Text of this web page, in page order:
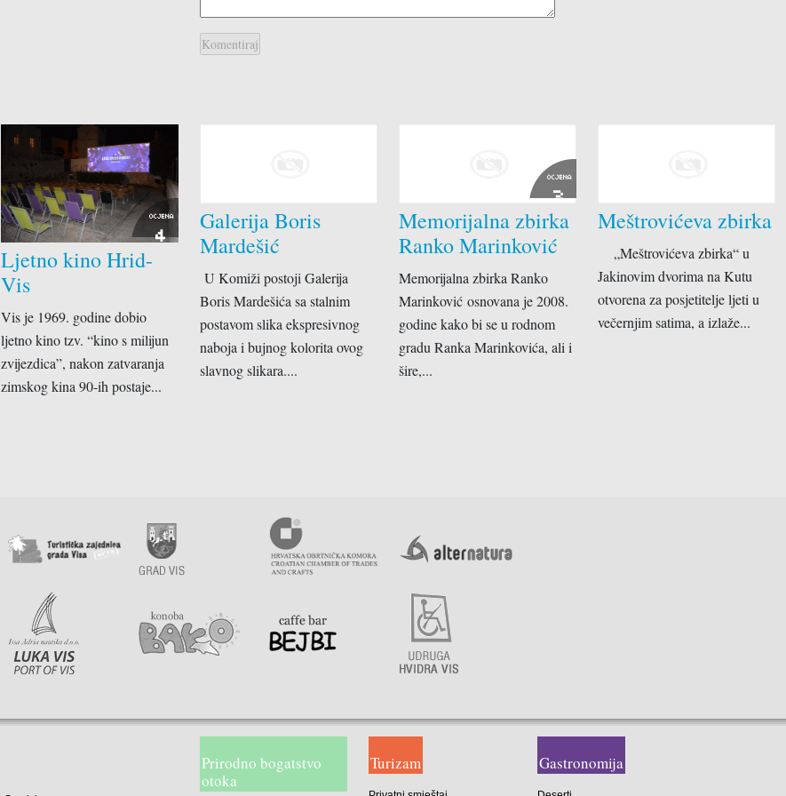
Suvenirnice
OCJENA
4
Ljetno kino Hrid-
Vis
Vis je 1969. godine dobio
ljetno kino tzv. “kino s milijun
zvijezdica”, nakon zatvaranja
zimskog kina 90-ih postaje...
Galerija Boris
Mardešić
U Komiži postoji Galerija
Boris Mardešića sa stalnim
postavom slika ekspresivnog
naboja i bujnog kolorita ovog
slavnog slikara....
OCJENA
3
Memorijalna zbirka
Ranko Marinković
Memorijalna zbirka Ranko
Marinković osnovana je 2008.
godine kako bi se u rodnom
gradu Ranka Marinkovića, ali i
šire,...
Meštrovićeva zbirka
„Meštrovićeva zbirka“ u
Jakinovim dvorima na Kutu
otvorena za posjetitelje ljeti u
večernjim satima, a izlaže...
Prirodno bogatstvo
otoka
Turizam Gastronomija